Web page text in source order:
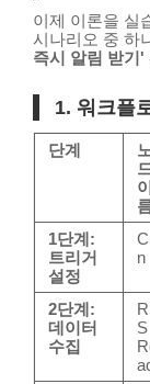
이제 이론을 실
시나리오 중 하
즉시 알림 받기'
1. 워크플
단계
이
1단계:
트리거
설정
n
2단계:
데이터
수집
S